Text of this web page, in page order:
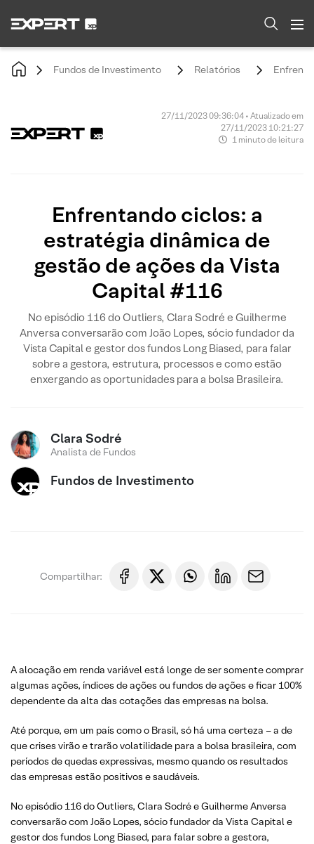
Fundos de Investimento Relatórios
27/11/2023 09:36:04 • Atualizado em
27/11/2023 10:21:27
1 minuto de leitura
Enfrentando ciclos: a
estratégia dinâmica de
gestão de ações da Vista
Capital #116
No episódio 116 do Outliers, Clara Sodré e Guilherme
Anversa conversarão com João Lopes, sócio fundador da
Vista Capital e gestor dos fundos Long Biased, para falar
sobre a gestora, estrutura, processos e como estão
enxergando as oportunidades para a bolsa Brasileira.
Clara Sodré
Analista de Fundos
Fundos de Investimento
Compartilhar:
A alocação em renda variável está longe de ser somente comprar
algumas ações, índices de ações ou fundos de ações e ficar 100%
dependente da alta das cotações das empresas na bolsa.
Até porque, em um país como o Brasil, só há uma certeza – a de
que crises virão e trarão volatilidade para a bolsa brasileira, com
períodos de quedas expressivas, mesmo quando os resultados
das empresas estão positivos e saudáveis.
No episódio 116 do Outliers, Clara Sodré e Guilherme Anversa
conversarão com João Lopes, sócio fundador da Vista Capital e
gestor dos fundos Long Biased, para falar sobre a gestora,